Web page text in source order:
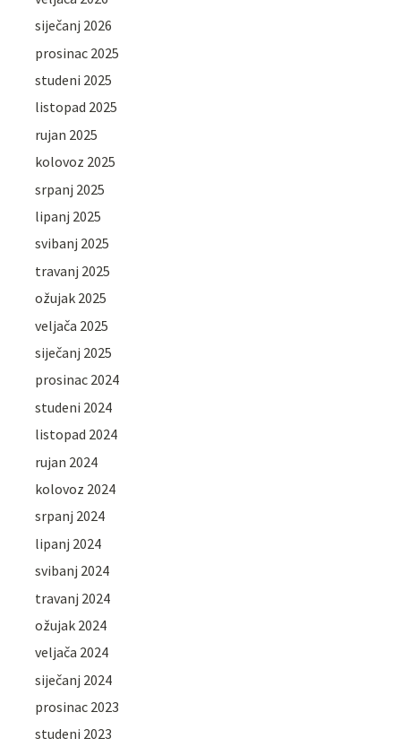
siječanj 2026
prosinac 2025
studeni 2025
listopad 2025
rujan 2025
kolovoz 2025
srpanj 2025
lipanj 2025
svibanj 2025
travanj 2025
ožujak 2025
veljača 2025
siječanj 2025
prosinac 2024
studeni 2024
listopad 2024
rujan 2024
kolovoz 2024
srpanj 2024
lipanj 2024
svibanj 2024
travanj 2024
ožujak 2024
veljača 2024
siječanj 2024
prosinac 2023
studeni 2023